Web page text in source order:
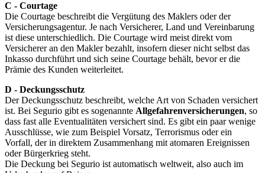
C - Courtage
Die Courtage beschreibt die Vergütung des Maklers oder der
Versicherungsagentur. Je nach Versicherer, Land und Vereinbarung
ist diese unterschiedlich. Die Courtage wird meist direkt vom
Versicherer an den Makler bezahlt, insofern dieser nicht selbst das
Inkasso durchführt und sich seine Courtage behält, bevor er die
Prämie des Kunden weiterleitet.
D - Deckungsschutz
Der Deckungsschutz beschreibt, welche Art von Schaden versichert
ist. Bei Segurio gibt es sogenannte Allgefahrenversicherungen, so
dass fast alle Eventualitäten versichert sind. Es gibt ein paar wenige
Ausschlüsse, wie zum Beispiel Vorsatz, Terrorismus oder ein
Vorfall, der in direktem Zusammenhang mit atomaren Ereignissen
oder Bürgerkrieg steht.
Die Deckung bei Segurio ist automatisch weltweit, also auch im